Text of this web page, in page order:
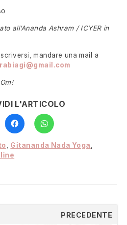
all’Ananda Ashram / ICYER in
mandare una mail a
L'ARTICOLO
Fai
clic
per
condividere
Facebook
Fai
clic
per
condividere
WhatsApp
Gitananda Nada Yoga
PRECEDENTE